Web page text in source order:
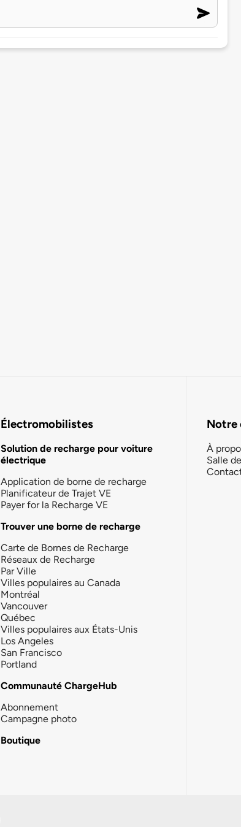
Électromobilistes
Solution de recharge pour voiture
électrique
Application de borne de recharge
Planificateur de Trajet VE
Payer for la Recharge VE
Trouver une borne de recharge
Carte de Bornes de Recharge
Réseaux de Recharge
Par Ville
Villes populaires au Canada
Montréal
Vancouver
Québec
Villes populaires aux États-Unis
Los Angeles
San Francisco
Portland
Communauté ChargeHub
Abonnement
Campagne photo
Boutique
Notre
À
Salle